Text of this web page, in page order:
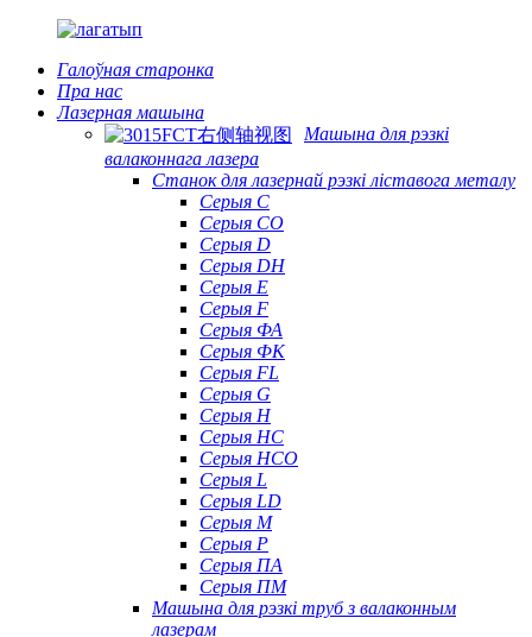
Галоўная старонка
Пра нас
Лазерная машына
Машына для рэзкі
валаконнага лазера
Станок для лазернай рэзкі ліставога металу
Серыя С
Серыя CO
Серыя D
Серыя DH
Серыя Е
Серыя F
Серыя ФА
Серыя ФК
Серыя FL
Серыя G
Серыя H
Серыя HC
Серыя HCO
Серыя L
Серыя LD
Серыя М
Серыя P
Серыя ПА
Серыя ПМ
Машына для рэзкі труб з валаконным
лазерам